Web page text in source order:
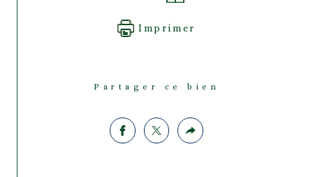
Imprimer
Partager ce bien